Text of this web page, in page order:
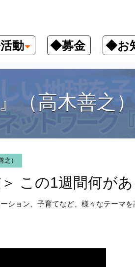
動 ◆募金 ◆お
之） ＜2025年10月10日配信
（高木善之
之）
この1週間何が
ション、子育てなど、様々なテーマ